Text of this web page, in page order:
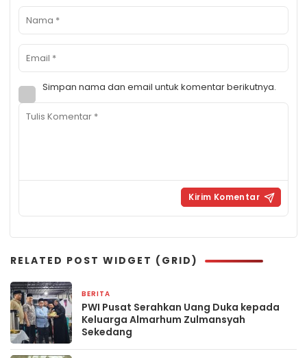
Simpan nama dan email untuk komentar berikutnya.
RELATED POST WIDGET (GRID)
BERITA
PWI Pusat Serahkan Uang Duka kepada
Keluarga Almarhum Zulmansyah
Sekedang